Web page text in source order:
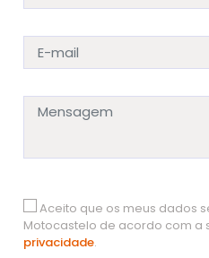
Aceito que os meus dados
Motocastelo de acordo com a
privacidade.